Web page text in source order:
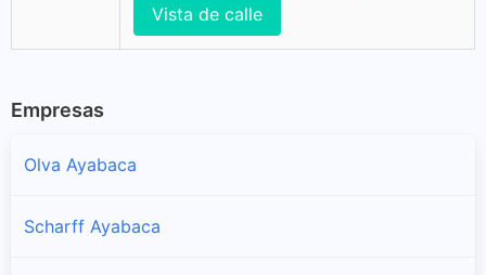
Vista de calle
Empresas
Olva Ayabaca
Scharff Ayabaca